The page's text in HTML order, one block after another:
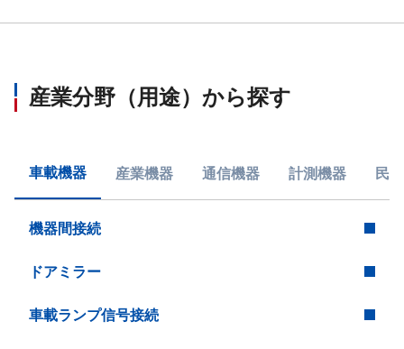
産業分野（用途）から探す
車載機器 産業機器 通信機器 計測機器 民
機器間接続
ドアミラー
車載ランプ信号接続